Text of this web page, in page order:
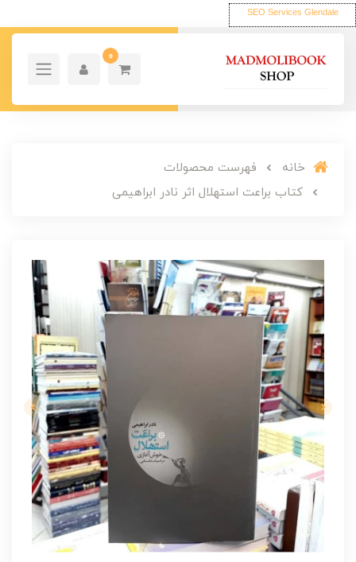
SEO Services Glendale
0
خانه
فهرست محصولات
کتاب براعت استهلال اثر نادر ابراهیمی